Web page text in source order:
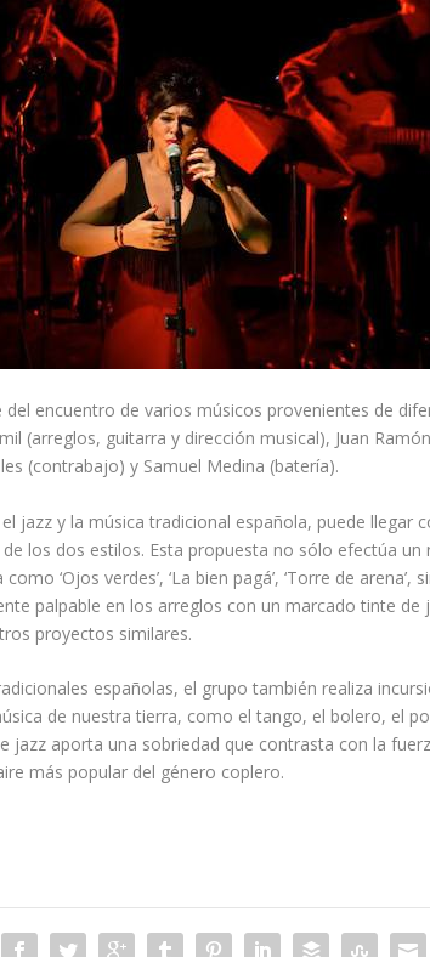
encuentro de varios músicos provenientes de
(arreglos, guitarra y dirección musical), Juan
(contrabajo) y Samuel Medina (batería).
jazz y la música tradicional española, puede llegar
los dos estilos. Esta propuesta no sólo efectúa
‘Ojos verdes’, ‘La bien pagá’, ‘Torre de
palpable en los arreglos con un marcado tinte
proyectos similares.
españolas, el grupo también realiza
de nuestra tierra, como el tango, el bolero, el
jazz aporta una sobriedad que contrasta con la
más popular del género coplero.